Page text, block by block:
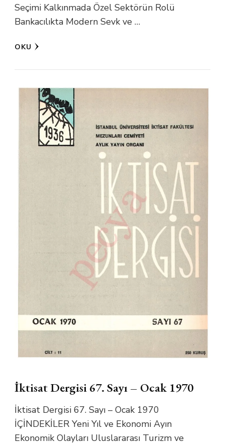
Seçimi Kalkınmada Özel Sektörün Rolü
Bankacılıkta Modern Sevk ve …
OKU
İktisat Dergisi 67. Sayı – Ocak 1970
İktisat Dergisi 67. Sayı – Ocak 1970
İÇİNDEKİLER Yeni Yıl ve Ekonomi Ayın
Ekonomik Olayları Uluslararası Turizm ve